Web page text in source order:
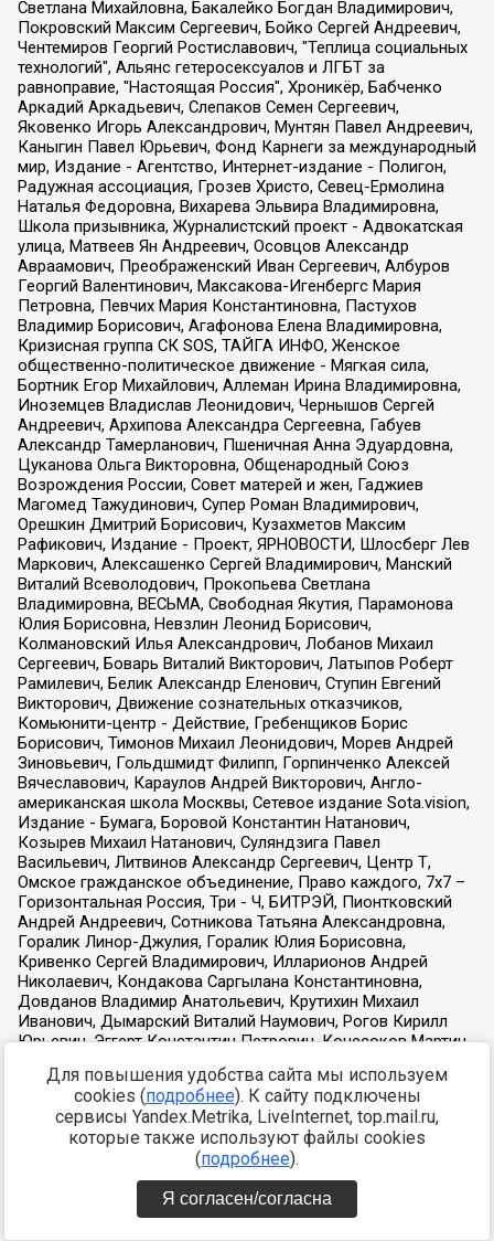
Для повышения удобства сайта мы используем
cookies (подробнее). К сайту подключены
сервисы Yandex.Metrika, LiveInternet, top.mail.ru,
которые также используют файлы cookies
(подробнее).
Я согласен/согласна